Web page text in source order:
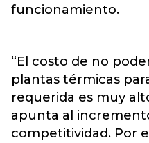
funcionamiento.
“El costo de no
plantas térmicas
requerida es muy
apunta al
competitividad. Por